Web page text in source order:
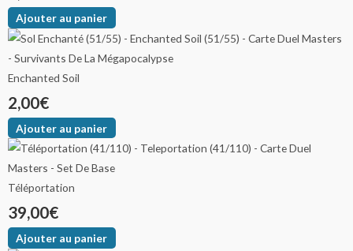
Ajouter au panier
Enchanted Soil
2,00€
Ajouter au panier
Téléportation
39,00€
Ajouter au panier